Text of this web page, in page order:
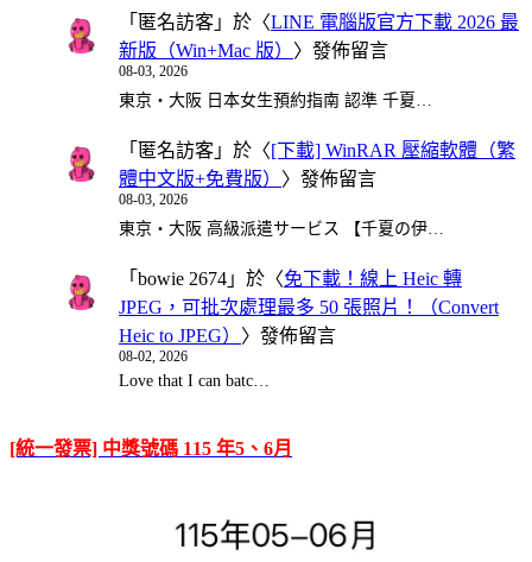
「 匿名訪客 」於〈LINE 電腦版官方下載 2026 最
新版（Win+Mac 版） 〉發佈留言
08-03, 2026
東京・大阪 日本女生預約指南 認準 千夏…
「 匿名訪客 」於〈[下載] WinRAR 壓縮軟體（繁
體中文版+免費版） 〉發佈留言
08-03, 2026
東京・大阪 高級派遣サービス 【千夏の伊…
「 bowie 2674 」於〈免下載！線上 Heic 轉
JPEG，可批次處理最多 50 張照片！（Convert
Heic to JPEG） 〉發佈留言
08-02, 2026
Love that I can batc…
[統一發票] 中獎號碼 115 年5、6月